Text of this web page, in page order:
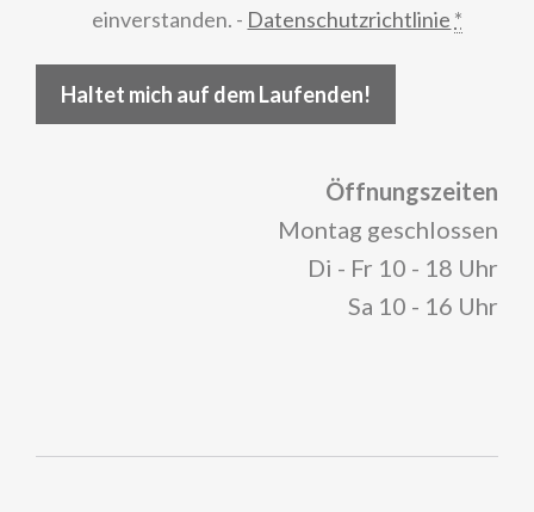
einverstanden. - Datenschutzrichtlinie *
Haltet mich auf dem Laufenden!
Öffnungszeiten
Montag geschlossen
Di - Fr 10 - 18 Uhr
Sa 10 - 16 Uhr